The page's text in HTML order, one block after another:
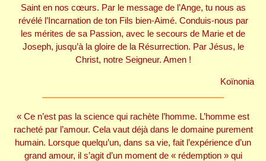
Saint en nos cœurs. Par le message de l’Ange, tu nous as
révélé l’Incarnation de ton Fils bien-Aimé. Conduis-nous par
les mérites de sa Passion, avec le secours de Marie et de
Joseph, jusqu’à la gloire de la Résurrection. Par Jésus, le
Christ, notre Seigneur. Amen !
Koïnonia
« Ce n’est pas la science qui rachète l’homme. L’homme est
racheté par l’amour. Cela vaut déjà dans le domaine purement
humain. Lorsque quelqu’un, dans sa vie, fait l’expérience d’un
grand amour, il s’agit d’un moment de « rédemption » qui